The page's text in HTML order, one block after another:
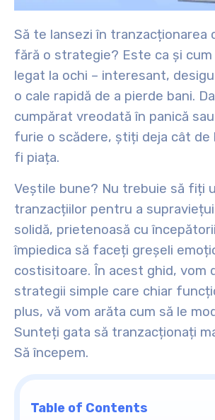
Să te lansezi în tranzacționarea
fără o strategie? Este ca și cum
legat la ochi – interesant,
o cale rapidă de a pierde bani.
cumpărat vreodată în panică
furie o scădere, știți deja cât de
fi piața.
Veștile bune? Nu trebuie să fiți
tranzacțiilor pentru a
solidă, prietenoasă cu
împiedica să faceți greșeli
costisitoare. În acest ghid, vom
strategii simple care chiar
plus, vă vom arăta cum să le
Sunteți gata să tranzacționați
Să începem.
Table of Contents